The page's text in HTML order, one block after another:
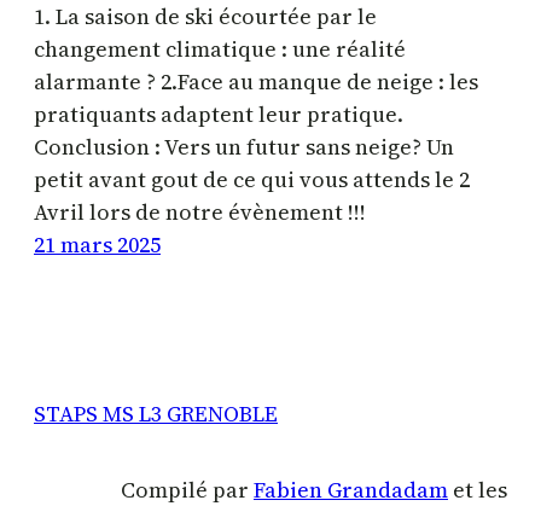
1. La saison de ski écourtée par le
changement climatique : une réalité
alarmante ? 2.Face au manque de neige : les
pratiquants adaptent leur pratique.
Conclusion : Vers un futur sans neige? Un
petit avant gout de ce qui vous attends le 2
Avril lors de notre évènement !!!
21 mars 2025
STAPS MS L3 GRENOBLE
Compilé par Fabien Grandadam et les